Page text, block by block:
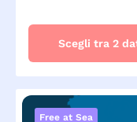
Scegli tra 2
Free at Sea